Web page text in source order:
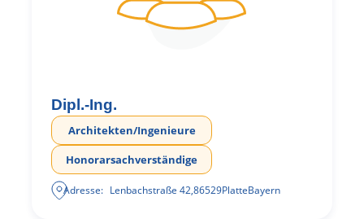
Dipl.-Ing.
Architekten/Ingenieure
Honorarsachverständige
Adresse: Lenbachstraße 42,86529PlatteBayern